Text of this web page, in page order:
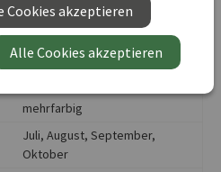
Mischung
16 Wochen
mehrfarbig
Juli, August, September,
Oktober
Cookies akzeptieren
Alle Cookies akzeptieren